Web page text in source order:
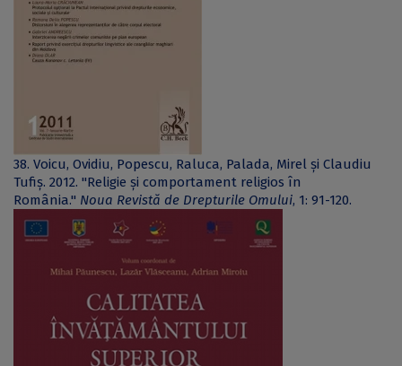
38. Voicu, Ovidiu, Popescu, Raluca, Palada, Mirel și Claudiu
Tufiș. 2012. "Religie şi comportament religios în
România." Noua Revistă de Drepturile Omului, 1: 91-120.